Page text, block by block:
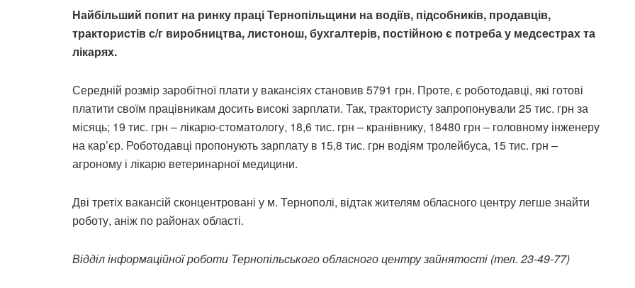
Найбільший попит на ринку праці Тернопільщини на водіїв, підсобників, продавців,
трактористів с/г виробництва, листонош, бухгалтерів, постійною є потреба у медсестрах та
лікарях.
Середній розмір заробітної плати у вакансіях становив 5791 грн. Проте, є роботодавці, які готові
платити своїм працівникам досить високі зарплати. Так, трактористу запропонували 25 тис. грн за
місяць; 19 тис. грн – лікарю-стоматологу, 18,6 тис. грн – кранівнику, 18480 грн – головному інженеру
на кар’єр. Роботодавці пропонують зарплату в 15,8 тис. грн водіям тролейбуса, 15 тис. грн –
агроному і лікарю ветеринарної медицини.
Дві третіх вакансій сконцентровані у м. Тернополі, відтак жителям обласного центру легше знайти
роботу, аніж по районах області.
Відділ інформаційної роботи Тернопільського обласного центру зайнятості (тел. 23-49-77)